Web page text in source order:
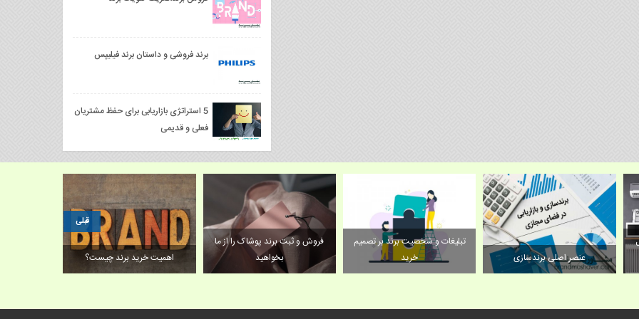
برند فروشی و داستان برند فیلیپس
5 استراتژی بازاریابی برای حفظ مشتریان
فعلی و قدیمی
اهمیت خرید برند چیست؟
فروش و ثبت برند پوشاک را از ما
بخواهید
تبلیغات و شخصیت برند بر تصمیم
خرید
عنصر اصلی برندسازی
قبلی